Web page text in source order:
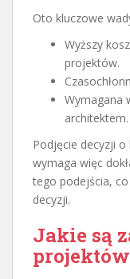
Oto kluczowe
Wyższy
projektów.
Wymagana
architektem.
Podjęcie decyzji
wymaga więc
tego podejścia,
decyzji.
Jakie są